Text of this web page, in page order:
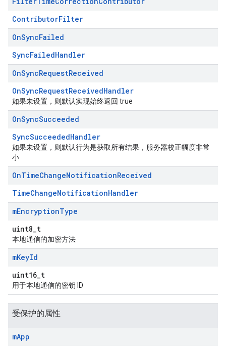
ContributorFilter
OnSyncFailed
SyncFailedHandler
OnSyncRequestReceived
OnSyncRequestReceivedHandler
如果未设置，则默认实现始终返回 true
OnSyncSucceeded
SyncSucceededHandler
如果未设置，则默认行为是获取所有结果，服务器校正幅度非常
小
OnTimeChangeNotificationReceived
TimeChangeNotificationHandler
mEncryptionType
uint8_t
本地通信的加密方法
mKeyId
uint16_t
用于本地通信的密钥 ID
受保护的属性
mApp